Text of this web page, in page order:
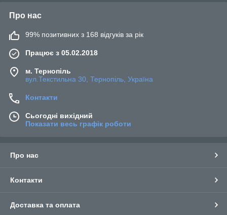
Про нас
99% позитивних з 168 відгуків за рік
Працює з 05.02.2018
м. Тернопіль
вул.Текстильна 30, Тернопіль, Україна
Контакти
Сьогодні вихідний
Показати весь графік роботи
Про нас
Контакти
Доставка та оплата